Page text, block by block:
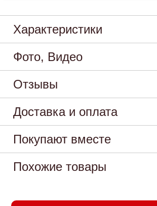
Характеристики
Фото, Видео
Отзывы
Доставка и оплата
Покупают вместе
Похожие товары